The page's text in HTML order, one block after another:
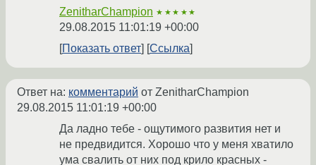
ZenitharChampion ★★★★★
29.08.2015 11:01:19 +00:00
Показать ответ
Ссылка
Ответ на: комментарий от ZenitharChampion
29.08.2015 11:01:19 +00:00
Да ладно тебе - ощутимого развития нет и
не предвидится. Хорошо что у меня хватило
ума свалить от них под крило красных -